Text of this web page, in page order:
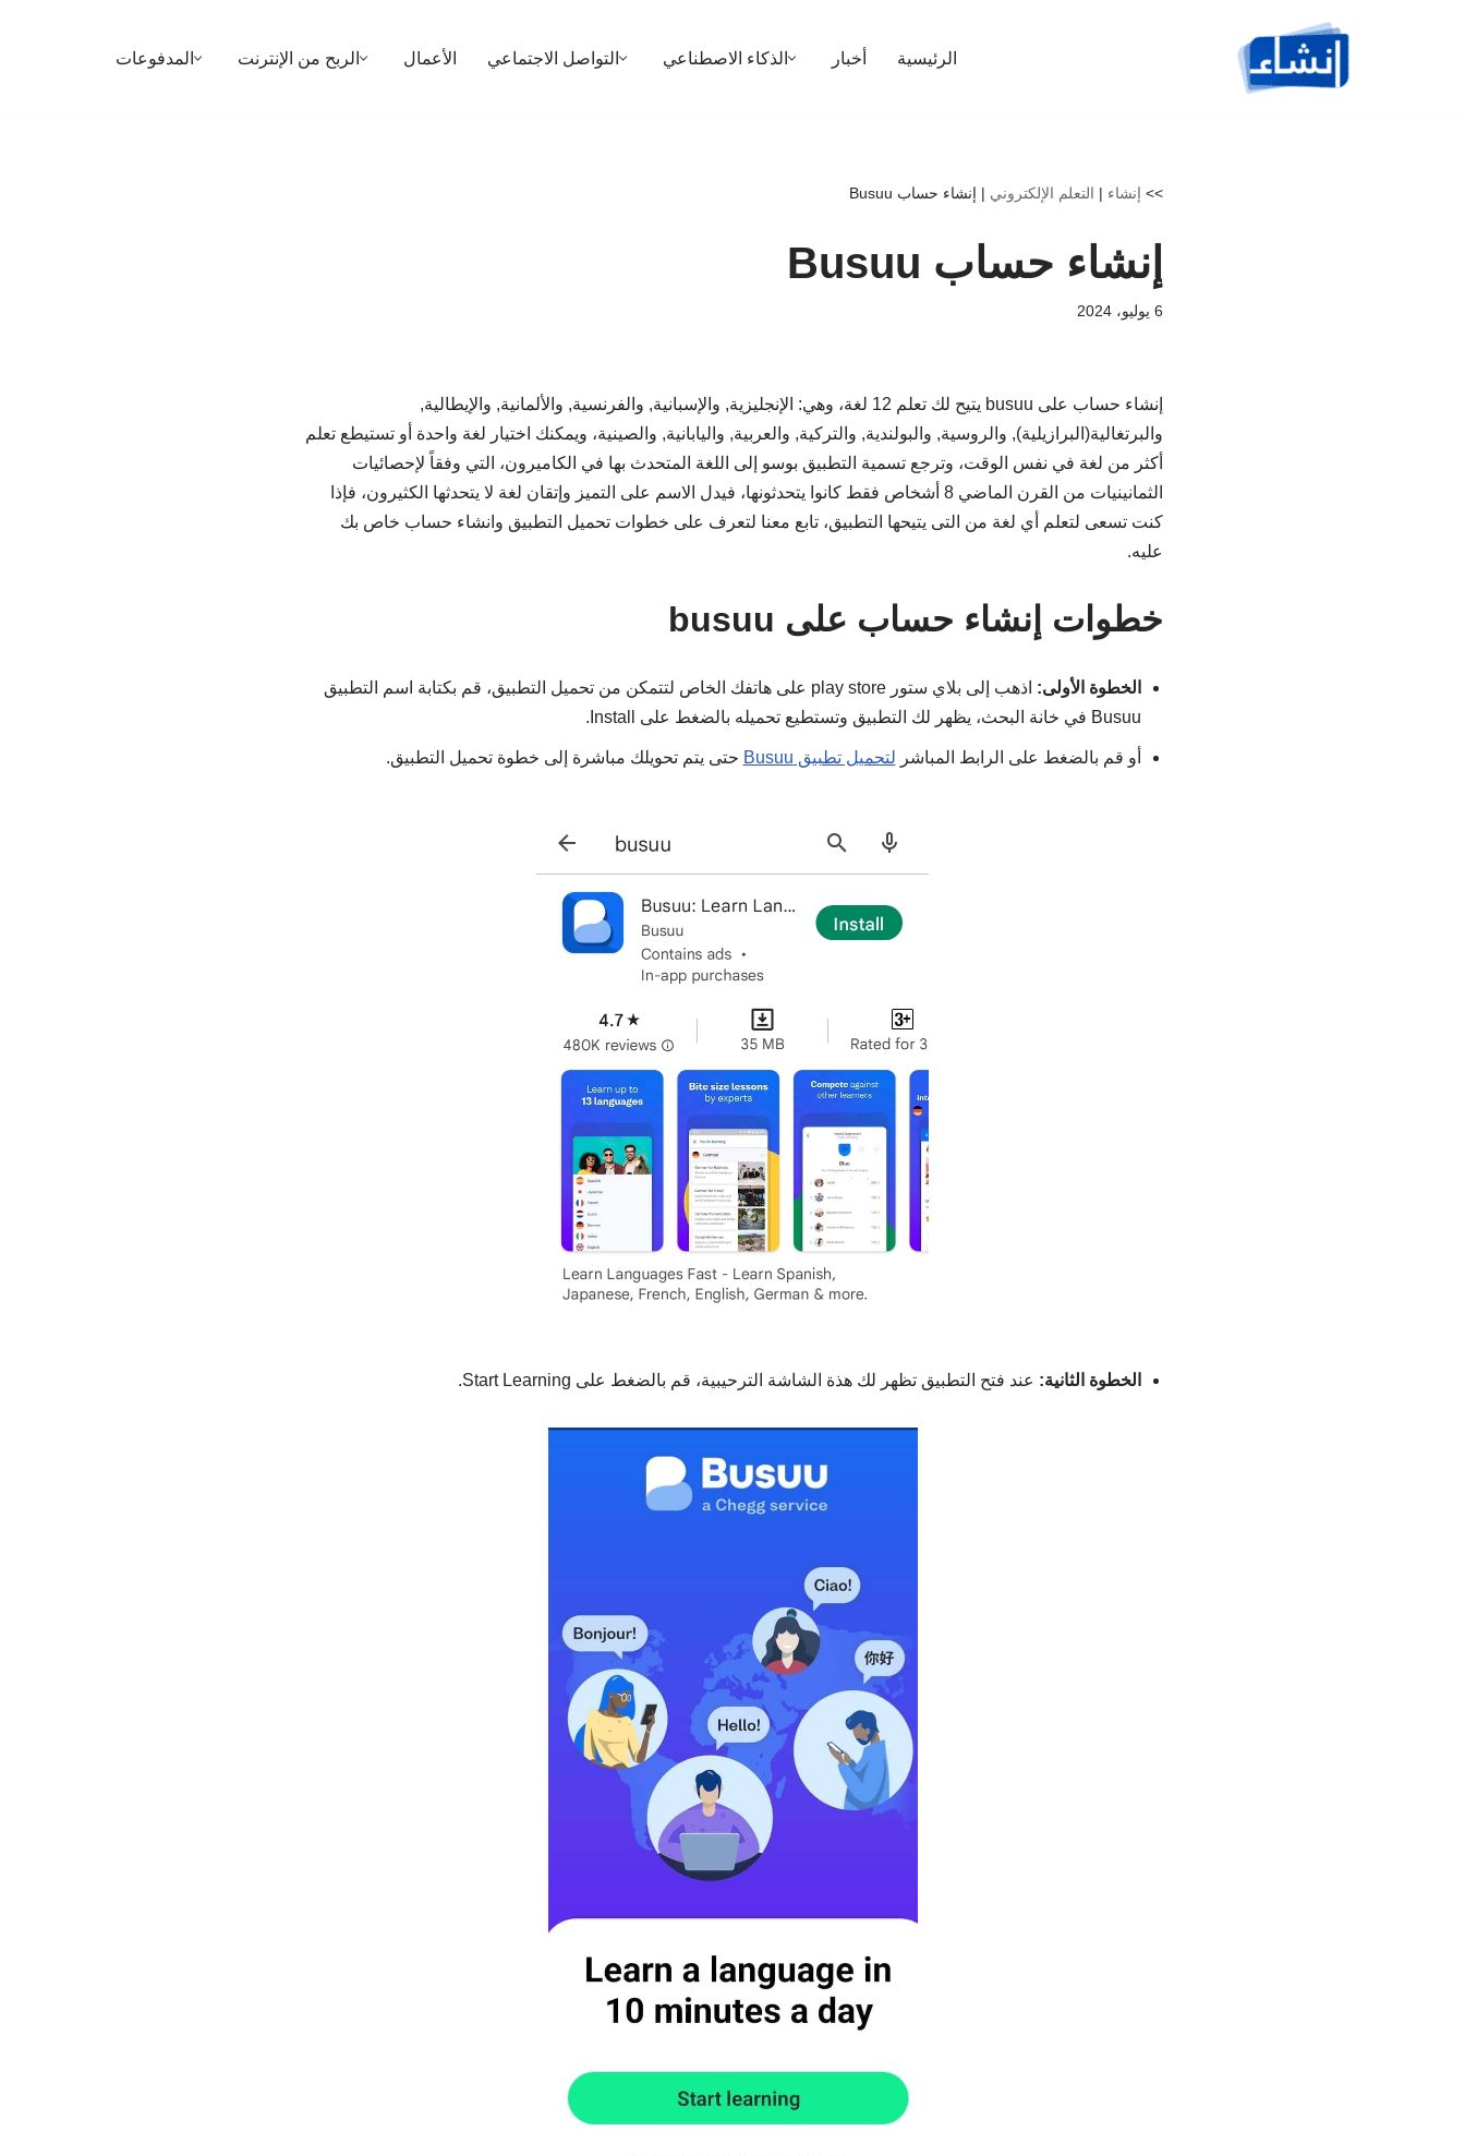
الرئيسية أخبار الذكاء الاصطناعي التواصل الاجتماعي الأعمال الربح من الإنترنت المدفوعات
>> إنشاء | التعلم الإلكتروني | إنشاء حساب Busuu
إنشاء حساب Busuu
6 يوليو، 2024
إنشاء حساب على busuu يتيح لك تعلم 12 لغة، وهي: الإنجليزية, والإسبانية, والفرنسية, والألمانية, والإيطالية,
والبرتغالية(البرازيلية), والروسية, والبولندية, والتركية, والعربية, واليابانية, والصينية، ويمكنك اختيار لغة واحدة أو تستيطع تعلم
أكثر من لغة في نفس الوقت، وترجع تسمية التطبيق بوسو إلى اللغة المتحدث بها في الكاميرون، التي وفقاً لإحصائيات
الثمانينيات من القرن الماضي 8 أشخاص فقط كانوا يتحدثونها، فيدل الاسم على التميز وإتقان لغة لا يتحدثها الكثيرون، فإذا
كنت تسعى لتعلم أي لغة من التى يتيحها التطبيق، تابع معنا لتعرف على خطوات تحميل التطبيق وانشاء حساب خاص بك
عليه.
خطوات إنشاء حساب على busuu
الخطوة الأولى:
اذهب إلى بلاي ستور play store على هاتفك الخاص لتتمكن من تحميل التطبيق، قم بكتابة اسم التطبيق
Busuu في خانة البحث، يظهر لك التطبيق وتستطيع تحميله بالضغط على Install.
أو قم بالضغط على الرابط المباشر لتحميل تطبيق Busuu حتى يتم تحويلك مباشرة إلى خطوة تحميل التطبيق.
الخطوة الثانية: عند فتح التطبيق تظهر لك هذة الشاشة الترحيبية، قم بالضغط على Start Learning.